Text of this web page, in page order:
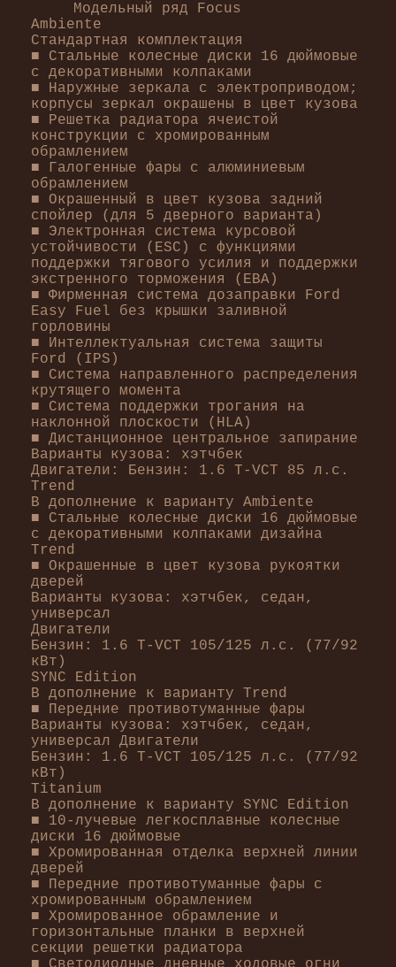
Модельный ряд Focus
Ambiente
Стандартная комплектация
■ Стальные колесные диски 16 дюймовые
с декоративными колпаками
■ Наружные зеркала с электроприводом;
корпусы зеркал окрашены в цвет кузова
■ Решетка радиатора ячеистой
конструкции с хромированным
обрамлением
■ Галогенные фары с алюминиевым
обрамлением
■ Окрашенный в цвет кузова задний
спойлер (для 5 дверного варианта)
■ Электронная система курсовой
устойчивости (ESC) с функциями
поддержки тягового усилия и поддержки
экстренного торможения (EBA)
■ Фирменная система дозаправки Ford
Easy Fuel без крышки заливной
горловины
■ Интеллектуальная система защиты
Ford (IPS)
■ Система направленного распределения
крутящего момента
■ Система поддержки трогания на
наклонной плоскости (HLA)
■ Дистанционное центральное запирание
Варианты кузова: хэтчбек
Двигатели: Бензин: 1.6 T-VCT 85 л.с.
Trend
В дополнение к варианту Ambiente
■ Стальные колесные диски 16 дюймовые
с декоративными колпаками дизайна
Trend
■ Окрашенные в цвет кузова рукоятки
дверей
Варианты кузова: хэтчбек, седан,
универсал
Двигатели
Бензин: 1.6 T-VCT 105/125 л.с. (77/92
кВт)
SYNC Edition
В дополнение к варианту Trend
■ Передние противотуманные фары
Варианты кузова: хэтчбек, седан,
универсал Двигатели
Бензин: 1.6 T-VCT 105/125 л.с. (77/92
кВт)
Titanium
В дополнение к варианту SYNC Edition
■ 10-лучевые легкосплавные колесные
диски 16 дюймовые
■ Хромированная отделка верхней линии
дверей
■ Передние противотуманные фары с
хромированным обрамлением
■ Хромированное обрамление и
горизонтальные планки в верхней
секции решетки радиатора